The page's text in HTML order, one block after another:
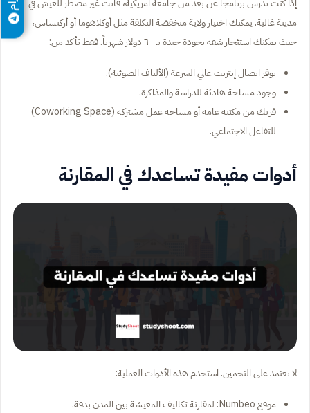
مدينة غالية. يمكنك اختيار ولاية منخفضة التكلفة مثل أوكلاهوما أو أركنساس،
حيث يمكنك استئجار شقة بجودة جيدة بـ ٦٠٠ دولار شهرياً. فقط تأكد من:
توفر اتصال إنترنت عالي السرعة (الألياف الضوئية).
وجود مساحة هادئة للدراسة والمذاكرة.
قربك من مكتبة عامة أو مساحة عمل مشتركة (Coworking Space)
للتفاعل الاجتماعي.
أدوات مفيدة تساعدك في المقارنة
لا تعتمد على التخمين. استخدم هذه الأدوات العملية:
موقع Numbeo: لمقارنة تكاليف المعيشة بين المدن بدقة.